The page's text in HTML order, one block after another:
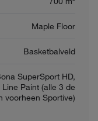
Maple Floor
Basketbalveld
SuperSport HD,
Paint (alle 3 de
voorheen Sportive)